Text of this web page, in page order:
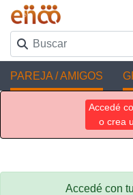
PAREJA / AMIGOS
Accedé
o crea
Accedé con